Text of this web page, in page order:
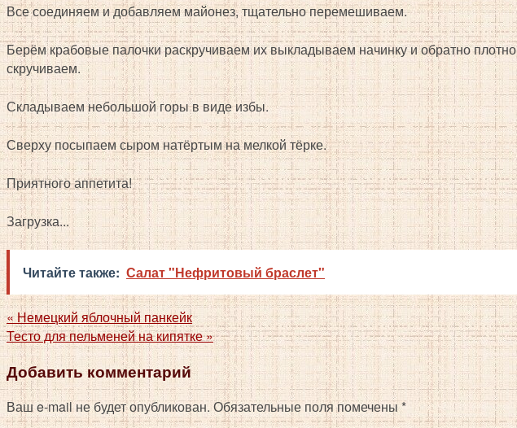
Все соединяем и добавляем майонез, тщательно перемешиваем.
Берём крабовые палочки раскручиваем их выкладываем начинку и обратно плотно
скручиваем.
Складываем небольшой горы в виде избы.
Сверху посыпаем сыром натёртым на мелкой тёрке.
Приятного аппетита!
Загрузка...
Читайте также: Салат "Нефритовый браслет"
«Немецкий яблочный панкейк
Тесто для пельменей на кипятке»
Добавить комментарий
Ваш e-mail не будет опубликован.Обязательные поля помечены*